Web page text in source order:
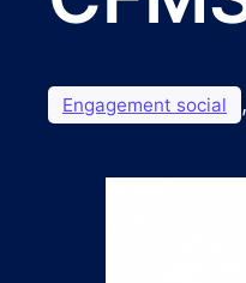
Engagement social ,